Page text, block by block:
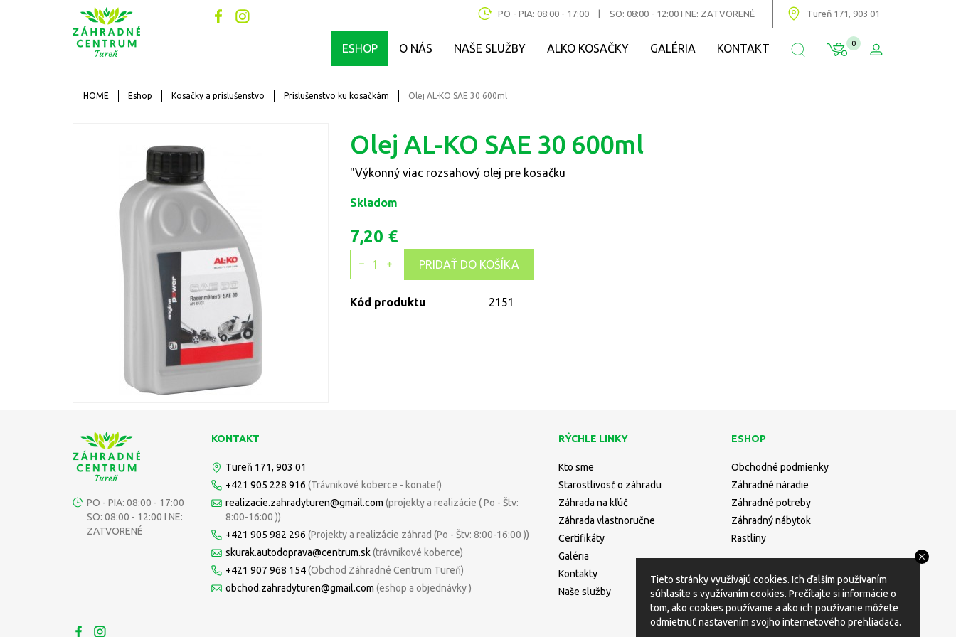
Tureň 171, 903 01
PO - PIA: 08:00 - 17:00 SO: 08:00 - 12:00 I NE: ZATVORENÉ
ESHOP O NÁS NAŠE SLUŽBY ALKO KOSAČKY GALÉRIA KONTAKT 0
HOME Eshop Kosačky a príslušenstvo Príslušenstvo ku kosačkám Olej AL-KO SAE 30 600ml
Olej AL-KO SAE 30 600ml
"Výkonný viac rozsahový olej pre kosačku
Skladom
7,20 €
1 PRIDAŤ DO KOŠÍKA
Kód produktu 2151
PO - PIA: 08:00 - 17:00
SO: 08:00 - 12:00 I NE:
ZATVORENÉ
KONTAKT
Tureň 171, 903 01
+421 905 228 916 (Trávnikové koberce - konateľ)
realizacie.zahradyturen@gmail.com (projekty a realizácie ( Po - Štv:
8:00-16:00 ))
+421 905 982 296 (Projekty a realizácie záhrad (Po - Štv: 8:00-16:00 ))
skurak.autodoprava@centrum.sk(trávnikové koberce)
+421 907 968 154(Obchod Záhradné Centrum Tureň)
obchod.zahradyturen@gmail.com (eshop a objednávky )
RÝCHLE LINKY
Kto sme
Starostlivosť o záhradu
Záhrada na kľúč
Záhrada vlastnoručne
Certifikáty
Galéria
Kontakty
Naše služby
ESHOP
Obchodné podmienky
Záhradné náradie
Záhradné potreby
Záhradný nábytok
Rastliny
Tieto stránky využívajú cookies. Ich ďalším používaním
súhlasíte s využívaním cookies. Prečítajte si informácie o
tom, ako cookies používame a ako ich používanie môžete
odmietnuť nastavením svojho internetového prehliadača.